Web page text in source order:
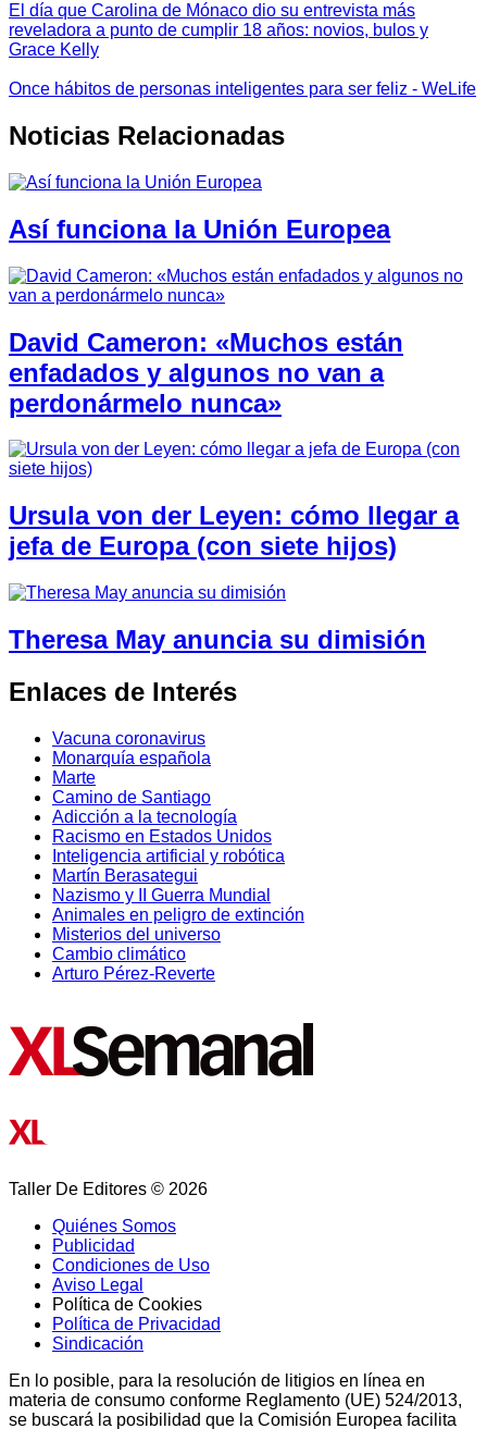
El día que Carolina de Mónaco dio su entrevista más
reveladora a punto de cumplir 18 años: novios, bulos y
Grace Kelly
Once hábitos de personas inteligentes para ser feliz - WeLife
Noticias Relacionadas
Así funciona la Unión Europea
David Cameron: «Muchos están
enfadados y algunos no van a
perdonármelo nunca»
Ursula von der Leyen: cómo llegar a
jefa de Europa (con siete hijos)
Theresa May anuncia su dimisión
Enlaces de Interés
Vacuna coronavirus
Monarquía española
Marte
Camino de Santiago
Adicción a la tecnología
Racismo en Estados Unidos
Inteligencia artificial y robótica
Martín Berasategui
Nazismo y II Guerra Mundial
Animales en peligro de extinción
Misterios del universo
Cambio climático
Arturo Pérez-Reverte
Taller De Editores © 2026
Quiénes Somos
Publicidad
Condiciones de Uso
Aviso Legal
Política de Cookies
Política de Privacidad
Sindicación
En lo posible, para la resolución de litigios en línea en
materia de consumo conforme Reglamento (UE) 524/2013,
se buscará la posibilidad que la Comisión Europea facilita